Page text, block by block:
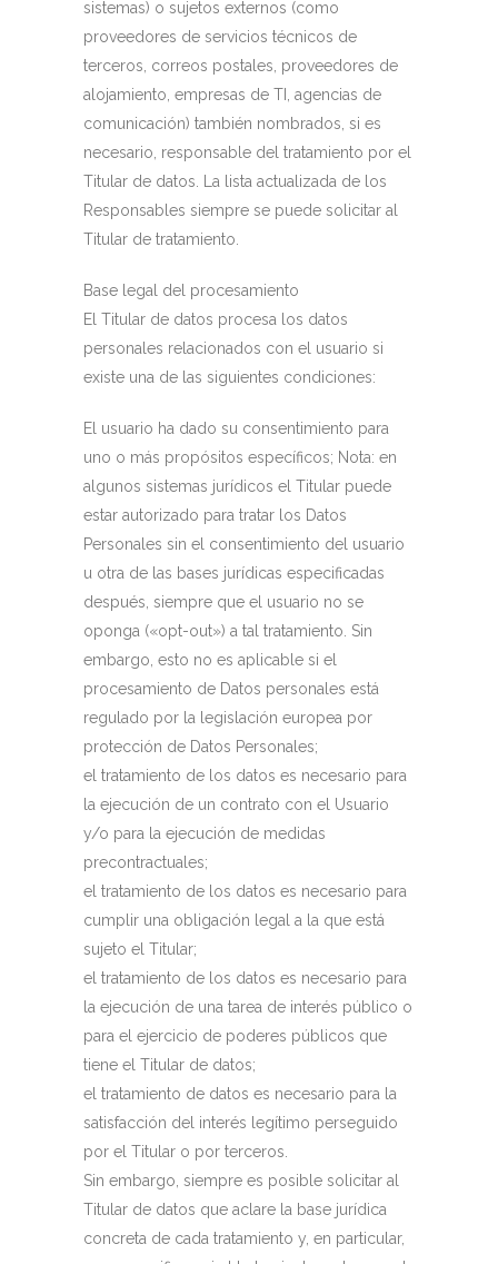
sistemas) o sujetos externos (como
proveedores de servicios técnicos de
terceros, correos postales, proveedores de
alojamiento, empresas de TI, agencias de
comunicación) también nombrados, si es
necesario, responsable del tratamiento por el
Titular de datos. La lista actualizada de los
Responsables siempre se puede solicitar al
Titular de tratamiento.
Base legal del procesamiento
El Titular de datos procesa los datos
personales relacionados con el usuario si
existe una de las siguientes condiciones:
El usuario ha dado su consentimiento para
uno o más propósitos específicos; Nota: en
algunos sistemas jurídicos el Titular puede
estar autorizado para tratar los Datos
Personales sin el consentimiento del usuario
u otra de las bases jurídicas especificadas
después, siempre que el usuario no se
oponga («opt-out») a tal tratamiento. Sin
embargo, esto no es aplicable si el
procesamiento de Datos personales está
regulado por la legislación europea por
protección de Datos Personales;
el tratamiento de los datos es necesario para
la ejecución de un contrato con el Usuario
y/o para la ejecución de medidas
precontractuales;
el tratamiento de los datos es necesario para
cumplir una obligación legal a la que está
sujeto el Titular;
el tratamiento de los datos es necesario para
la ejecución de una tarea de interés público o
para el ejercicio de poderes públicos que
tiene el Titular de datos;
el tratamiento de datos es necesario para la
satisfacción del interés legítimo perseguido
por el Titular o por terceros.
Sin embargo, siempre es posible solicitar al
Titular de datos que aclare la base jurídica
concreta de cada tratamiento y, en particular,